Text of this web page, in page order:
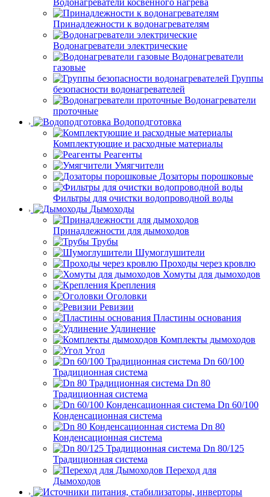
Водонагреватели косвенного нагрева
Принадлежности к водонагревателям
Водонагреватели электрические
Водонагреватели
газовые
Группы
безопасности водонагревателей
Водонагреватели
проточные
Водоподготовка
Комплектующие и расходные материалы
Реагенты
Умягчители
Дозаторы порошковые
Фильтры для очистки водопроводной воды
Дымоходы
Принадлежности для дымоходов
Трубы
Шумоглушители
Проходы через кровлю
Хомуты для дымоходов
Крепления
Оголовки
Ревизии
Пластины основания
Удлинение
Комплекты дымоходов
Угол
Dn 60/100
Традиционная система
Dn 80
Традиционная система
Dn 60/100
Конденсационная система
Dn 80
Конденсационная система
Dn 80/125
Традиционная система
Переход для
Дымоходов